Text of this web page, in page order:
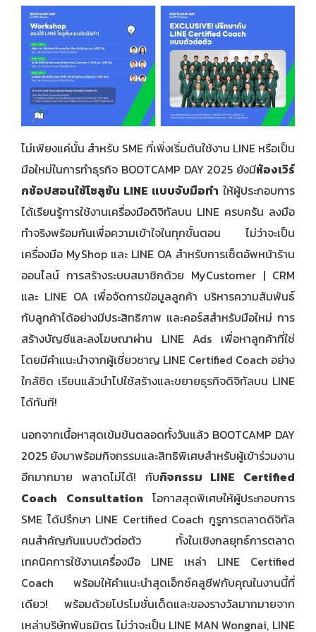
ไม่เพียงแค่นั้น สำหรับ SME ที่เพิ่งเริ่มต้นใช้งาน LINE หรือเป็น
มือใหม่ในการทำธุรกิจ BOOTCAMP DAY 2025 ยังมีห้องเวิร์
กช้อปสอนใช้โซลูชัน LINE แบบจับมือทำ ให้ผู้ประกอบการ
ได้เรียนรู้การใช้งานเครื่องมือดิจิทัลบน LINE ครบครัน ลงมือ
ทำจริงพร้อมกันเพื่อความเข้าใจในทุกขั้นตอน ไม่ว่าจะเป็น
เครื่องมือ MyShop และ LINE OA สำหรับการเซ็ตอัพหน้าร้าน
ออนไลน์ การสร้างระบบสมาชิกด้วย MyCustomer | CRM
และ LINE OA เพื่อจัดการข้อมูลลูกค้า บริหารความสัมพันธ์
กับลูกค้าได้อย่างมีประสิทธิภาพ และคอร์สสำหรับมือใหม่ การ
สร้างบัญชีและลงโฆษณาผ่าน LINE Ads เพื่อหาลูกค้าที่ใช่
โดยมีคำแนะนำจากผู้เชี่ยวชาญ LINE Certified Coach อย่าง
ใกล้ชิด เรียนแล้วนำไปใช้สร้างและขยายธุรกิจดิจิทัลบน LINE
ได้ทันที!
นอกจากเนื้อหาสุดเข้มข้นตลอดทั้งวันแล้ว BOOTCAMP DAY
2025 ยังมาพร้อมกิจกรรมและสิทธิพิเศษสำหรับผู้เข้าร่วมงาน
อีกมากมาย พลาดไม่ได้! กับกิจกรรม LINE Certified
Coach Consultation โอกาสสุดพิเศษให้ผู้ประกอบการ
SME ได้ปรึกษา LINE Certified Coach กูรูการตลาดดิจิทัล
คนสำคัญกันแบบตัวต่อตัว ทั้งในเชิงกลยุทธ์การตลาด
เทคนิคการใช้งานเครื่องมือ LINE เหล่า LINE Certified
Coach พร้อมให้คำแนะนำสุดเอ็กซ์คลูซีฟกับคุณในงานนี้ที่
เดียว! พร้อมด้วยโปรโมชั่นเด็ดและของรางวัลมากมายจาก
เหล่าบริษัทพันธมิตร ไม่ว่าจะเป็น LINE MAN Wongnai, LINE